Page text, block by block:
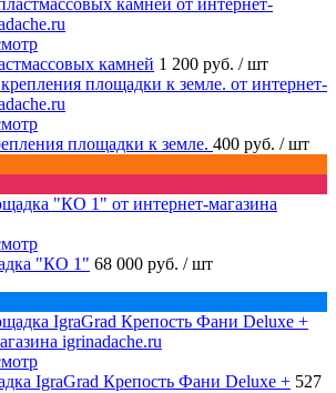
камней 1 200 руб. / шт
площадки к земле. 400 руб. / шт
"КО 1" 68 000 руб. / шт
IgraGrad Крепость Фани Deluxe + 527